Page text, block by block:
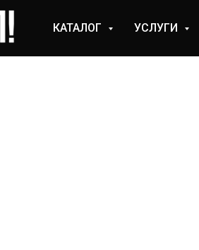
КАТАЛОГ УСЛУГИ